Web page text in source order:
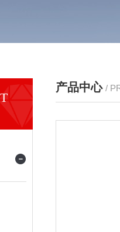
产品中心 /